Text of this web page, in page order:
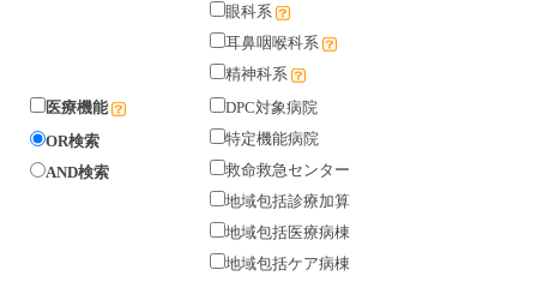
眼科系
耳鼻咽喉科系
精神科系
医療機能
OR検索
AND検索
DPC対象病院
特定機能病院
救命救急センター
地域包括診療加算
地域包括医療病棟
地域包括ケア病棟